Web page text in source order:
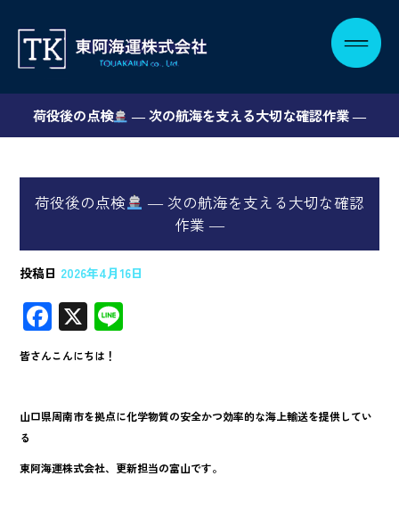
荷役後の点検 ― 次の航海を支える大切な確認作業 ―
荷役後の点検
― 次の航海を支える大切な確認
作業 ―
投稿日 2026年4月16日
F
ac
e
b
o
o
k
X
皆さんこんにちは！
山口県周南市を拠点に化学物質の安全かつ効率的な海上輸送を提供してい
る
東阿海運株式会社、更新担当の富山です。